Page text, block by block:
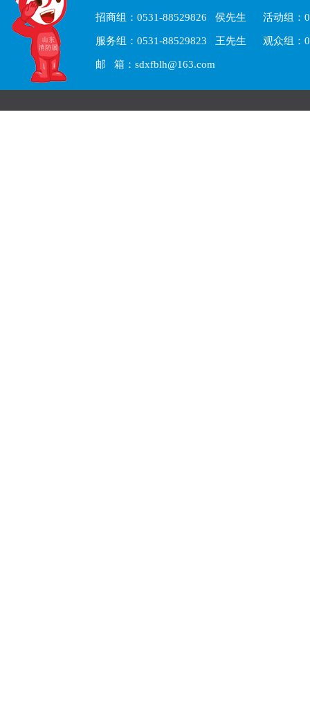
招商组：0531-88529826 侯先生 活动组：
服务组：0531-88529823 王先生 观众组：
邮 箱：sdxfblh@163.com